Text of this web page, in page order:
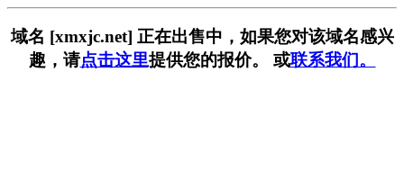
域名 [xmxjc.net] 正在出售中，如果您对该域名感兴
趣，请点击这里提供您的报价。 或联系我们。